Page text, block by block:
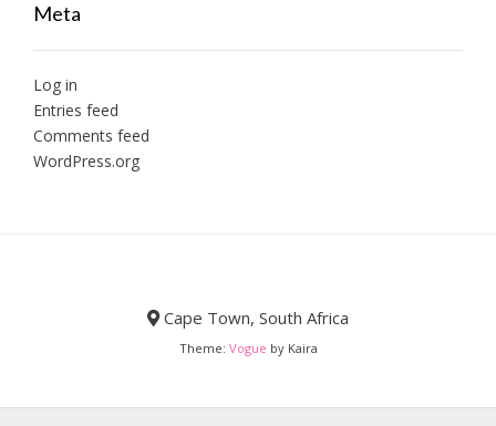
Meta
Log in
Entries feed
Comments feed
WordPress.org
Cape Town, South Africa
Theme: Vogue by Kaira